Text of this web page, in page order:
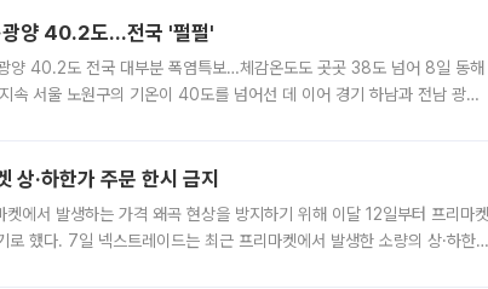
양 40.2도…전국 '펄펄'
40.2도 전국 대부분 폭염특보…체감온도도 곳곳 38도 넘어 8일 동해
속 서울 노원구의 기온이 40도를 넘어선 데 이어 경기 하남과 전남 광양
상·하한가 주문 한시 금지
에서 발생하는 가격 왜곡 현상을 방지하기 위해 이달 12일부터 프리마켓
로 했다. 7일 넥스트레이드는 최근 프리마켓에서 발생한 소량의 상·하한